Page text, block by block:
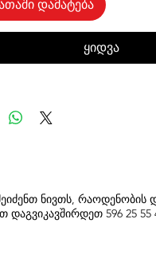
დამატება
ყიდვა
ნივთს, რაოდენობის
დაგვიკავშირდეთ 596 25 55